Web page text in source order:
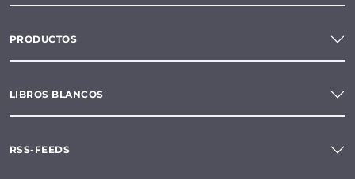
PRODUCTOS
LIBROS BLANCOS
RSS-FEEDS